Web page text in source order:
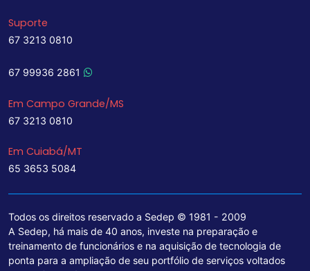
Suporte
67 3213 0810
67 99936 2861
Em Campo Grande/MS
67 3213 0810
Em Cuiabá/MT
65 3653 5084
Todos os direitos reservado a Sedep © 1981 - 2009
A Sedep, há mais de 40 anos, investe na preparação e
treinamento de funcionários e na aquisição de tecnologia de
ponta para a ampliação de seu portfólio de serviços voltados